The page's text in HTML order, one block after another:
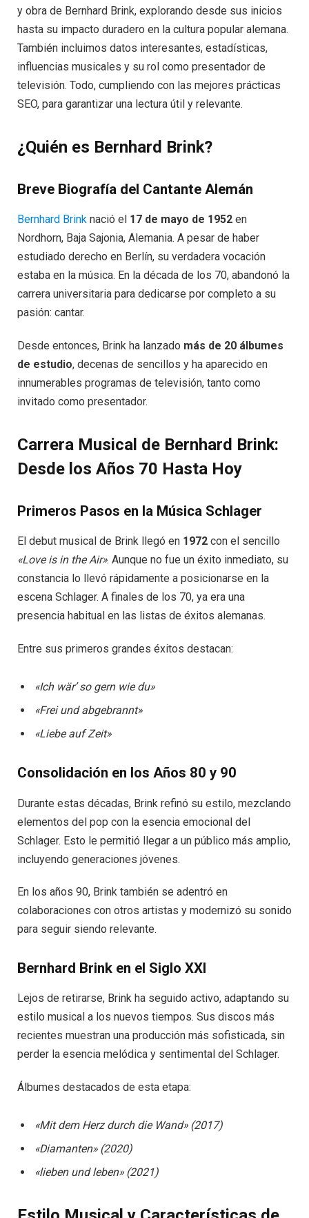
y obra de Bernhard Brink, explorando desde sus inicios
hasta su impacto duradero en la cultura popular alemana.
También incluimos datos interesantes, estadísticas,
influencias musicales y su rol como presentador de
televisión. Todo, cumpliendo con las mejores prácticas
SEO, para garantizar una lectura útil y relevante.
¿Quién es Bernhard Brink?
Breve Biografía del Cantante Alemán
Bernhard Brink nació el 17 de mayo de 1952 en
Nordhorn, Baja Sajonia, Alemania. A pesar de haber
estudiado derecho en Berlín, su verdadera vocación
estaba en la música. En la década de los 70, abandonó la
carrera universitaria para dedicarse por completo a su
pasión: cantar.
Desde entonces, Brink ha lanzado más de 20 álbumes
de estudio, decenas de sencillos y ha aparecido en
innumerables programas de televisión, tanto como
invitado como presentador.
Carrera Musical de Bernhard Brink:
Desde los Años 70 Hasta Hoy
Primeros Pasos en la Música Schlager
El debut musical de Brink llegó en 1972 con el sencillo
«Love is in the Air». Aunque no fue un éxito inmediato, su
constancia lo llevó rápidamente a posicionarse en la
escena Schlager. A finales de los 70, ya era una
presencia habitual en las listas de éxitos alemanas.
Entre sus primeros grandes éxitos destacan:
«Ich wär’ so gern wie du»
«Frei und abgebrannt»
«Liebe auf Zeit»
Consolidación en los Años 80 y 90
Durante estas décadas, Brink refinó su estilo, mezclando
elementos del pop con la esencia emocional del
Schlager. Esto le permitió llegar a un público más amplio,
incluyendo generaciones jóvenes.
En los años 90, Brink también se adentró en
colaboraciones con otros artistas y modernizó su sonido
para seguir siendo relevante.
Bernhard Brink en el Siglo XXI
Lejos de retirarse, Brink ha seguido activo, adaptando su
estilo musical a los nuevos tiempos. Sus discos más
recientes muestran una producción más sofisticada, sin
perder la esencia melódica y sentimental del Schlager.
Álbumes destacados de esta etapa:
«Mit dem Herz durch die Wand» (2017)
«Diamanten» (2020)
«lieben und leben» (2021)